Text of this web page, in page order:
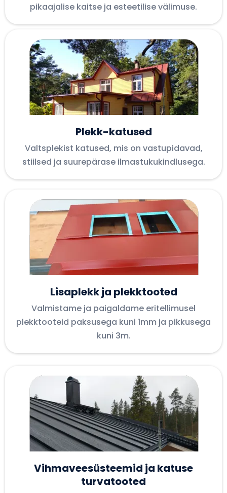
pikaajalise kaitse ja esteetilise välimuse.
Plekk-katused
Valtsplekist katused, mis on vastupidavad,
stiilsed ja suurepärase ilmastukukindlusega.
Lisaplekk ja plekktooted
Valmistame ja paigaldame eritellimusel
plekktooteid paksusega kuni 1mm ja pikkusega
kuni 3m.
Vihmaveesüsteemid ja katuse
turvatooted